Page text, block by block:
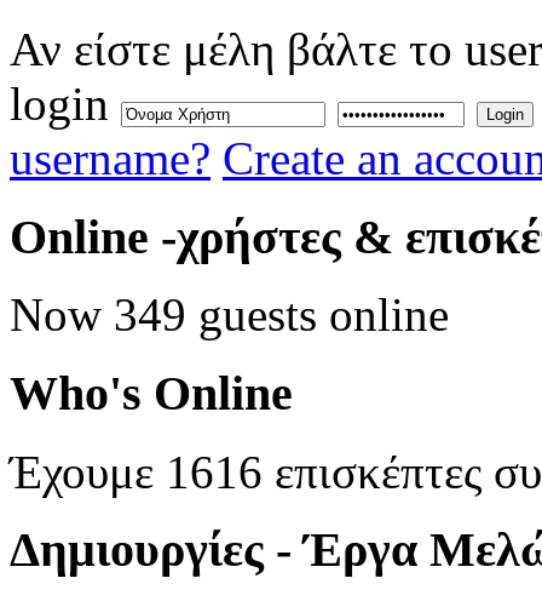
Αν είστε μέλη βάλτε το
login
Login
username? Create an
Online -χρήστες &
Now 349 guests online
Who's Online
Έχουμε 1616 επισκέπτες
Δημιουργίες - Έργα